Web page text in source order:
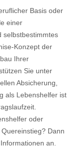
Basis oder
einer
selbstbestimmtes
Konzept der
Ihrer
Sie unter
Absicherung,
als Lebenshelfer ist
oder
Dann
an.